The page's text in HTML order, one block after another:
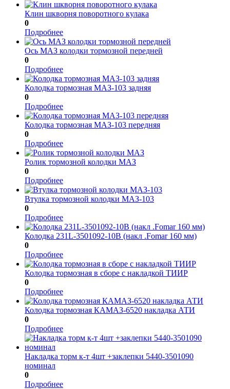
Клин шкворня поворотного кулака
0
Подробнее
Ось МАЗ колодки тормозной передней
0
Подробнее
Колодка тормозная МАЗ-103 задняя
0
Подробнее
Колодка тормозная МАЗ-103 передняя
0
Подробнее
Ролик тормозной колодки МАЗ
0
Подробнее
Втулка тормозной колодки МАЗ-103
0
Подробнее
Колодка 231L-3501092-10B (накл .Fomar 160 мм)
0
Подробнее
Колодка тормозная в сборе с накладкой ТИИР
0
Подробнее
Колодка тормозная КАМАЗ-6520 накладка АТИ
0
Подробнее
Накладка торм к-т 4шт +заклепки 5440-3501090
номинал
0
Подробнее